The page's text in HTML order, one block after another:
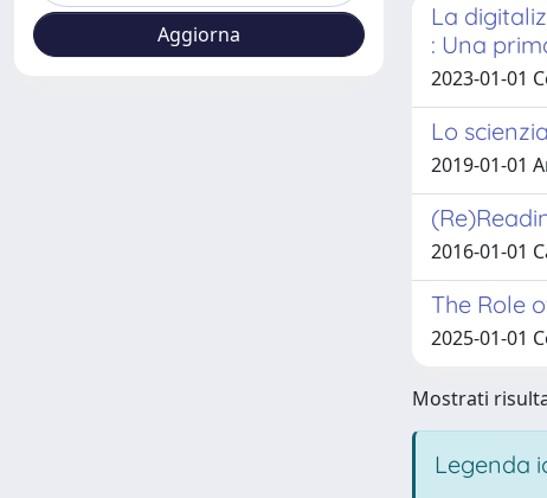
La
: Una
2023-01-01
Lo
2019-01-01
2016-01-01
The Role
2025-01-01
Mostrati
Legenda